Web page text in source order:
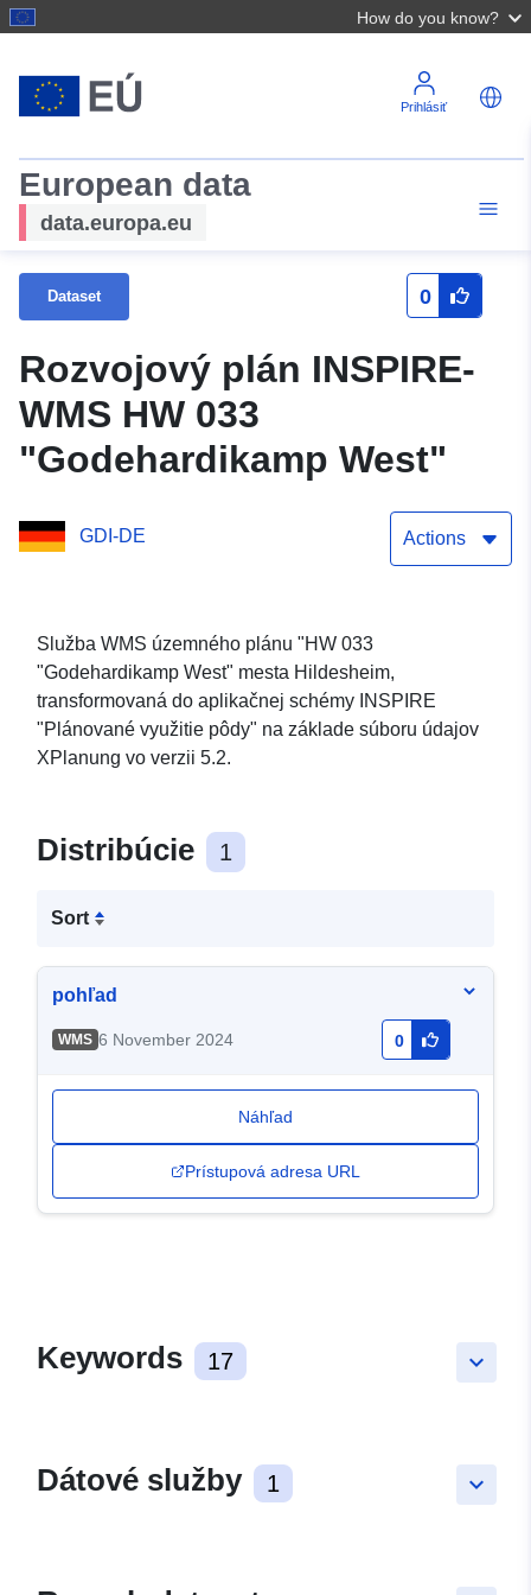
How do you know?
Prihlásiť
European data
data.europa.eu
Dataset 0
Rozvojový plán INSPIRE-
WMS HW 033
"Godehardikamp West"
GDI-DE Actions
Služba WMS územného plánu "HW 033
"Godehardikamp West" mesta Hildesheim,
transformovaná do aplikačnej schémy INSPIRE
"Plánované využitie pôdy" na základe súboru údajov
XPlanung vo verzii 5.2.
Distribúcie 1
Sort
pohľad
WMS 6 November 2024 0
Náhľad
Prístupová adresa URL
keyboard_arrow_down
Keywords 17
keyboard_arrow_down
Dátové služby 1